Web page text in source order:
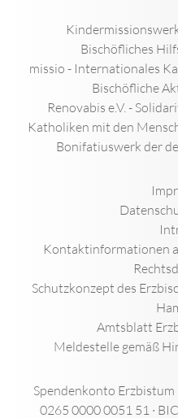
Bischöfliches
missio - Internationales
Bischöfliche
Renovabis e.V. -
Katholiken mit den
Bonifatiuswerk der
Kontaktinformationen
Schutzkonzept des
Amtsblatt
Meldestelle gemäß
Spendenkonto
0265 0000 0051 51 ·